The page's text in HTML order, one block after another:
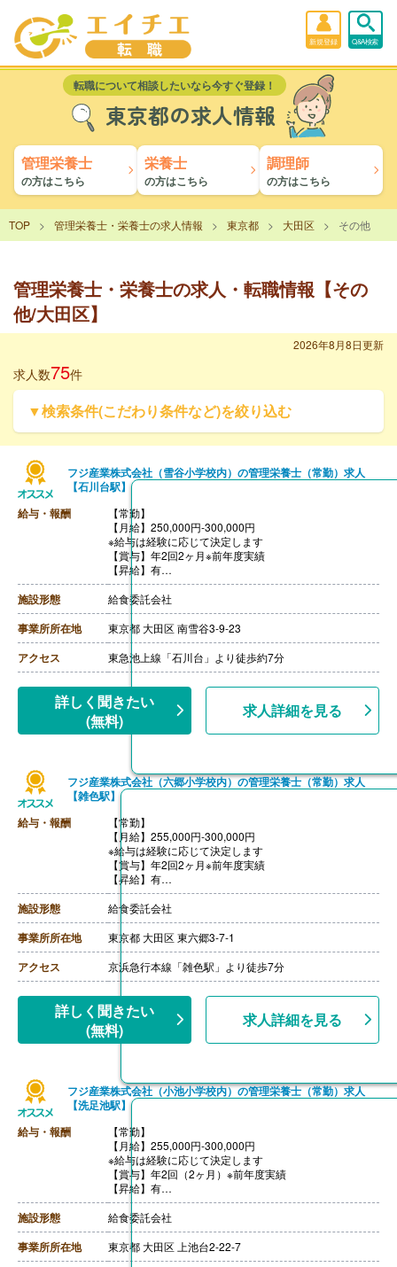
新規登録 Q&A検索
転職について相談したいなら今すぐ登録！
東京都の求人情報
管理栄養士
の方はこちら
栄養士
の方はこちら
調理師
の方はこちら
TOP 管理栄養士・栄養士の求人情報 東京都 大田区 その他
管理栄養士・栄養士の求人・転職情報【その
他/大田区】
2026年8月8日更新
求人数75件
▼検索条件(こだわり条件など)を絞り込む
フジ産業株式会社（雪谷小学校内）の管理栄養士（常勤）求人
【石川台駅】
給与・報酬
【常勤】
【月給】250,000円-300,000円
※給与は経験に応じて決定します
【賞与】年2回2ヶ月※前年度実績
【昇給】有
【交通費】あり（実費支給）
【退職金】無し
施設形態 給食委託会社
事業所所在地 東京都 大田区 南雪谷3-9-23
アクセス 東急池上線「石川台」より徒歩約7分
詳しく聞きたい
(無料)
求人詳細を見る
フジ産業株式会社（六郷小学校内）の管理栄養士（常勤）求人
【雑色駅】
給与・報酬
【常勤】
【月給】255,000円-300,000円
※給与は経験に応じて決定します
【賞与】年2回2ヶ月※前年度実績
【昇給】有
【交通費】あり（実費支給）
【退職金】無し
施設形態 給食委託会社
事業所所在地 東京都 大田区 東六郷3-7-1
アクセス 京浜急行本線「雑色駅」より徒歩7分
詳しく聞きたい
(無料)
求人詳細を見る
フジ産業株式会社（小池小学校内）の管理栄養士（常勤）求人
【洗足池駅】
給与・報酬
【常勤】
【月給】255,000円-300,000円
※給与は経験に応じて決定します
【賞与】年2回（2ヶ月）※前年度実績
【昇給】有
【通勤手当】あり（実費支給）
【退職金】無し
施設形態 給食委託会社
事業所所在地 東京都 大田区 上池台2-22-7